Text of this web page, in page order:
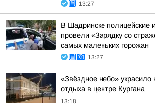
13:27
В Шадринске полицейские
провели «Зарядку со
самых маленьких горожан
13:27
«Звёздное небо» украсило
отдыха в центре Кургана
13:18